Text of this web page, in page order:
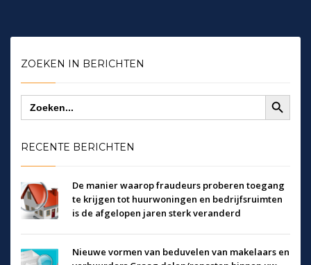
ZOEKEN IN BERICHTEN
Zoek
naar:
Zoekknop
RECENTE BERICHTEN
De manier waarop fraudeurs proberen toegang
te krijgen tot huurwoningen en bedrijfsruimten
is de afgelopen jaren sterk veranderd
Nieuwe vormen van beduvelen van makelaars en